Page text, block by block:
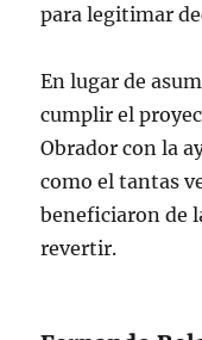
para legitimar
En lugar de
cumplir el
Obrador con la
como el tantas
beneficiaron de
revertir.